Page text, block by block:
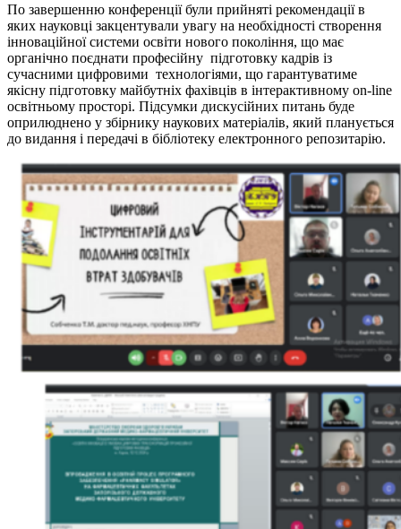
По завершенню конференції були прийняті рекомендації в
яких науковці закцентували увагу на необхідності створення
інноваційної системи освіти нового покоління, що має
органічно поєднати професійну підготовку кадрів із
сучасними цифровими технологіями, що гарантуватиме
якісну підготовку майбутніх фахівців в інтерактивному on-line
освітньому просторі. Підсумки дискусійних питань буде
оприлюднено у збірнику наукових матеріалів, який планується
до видання і передачі в бібліотеку електронного репозитарію.